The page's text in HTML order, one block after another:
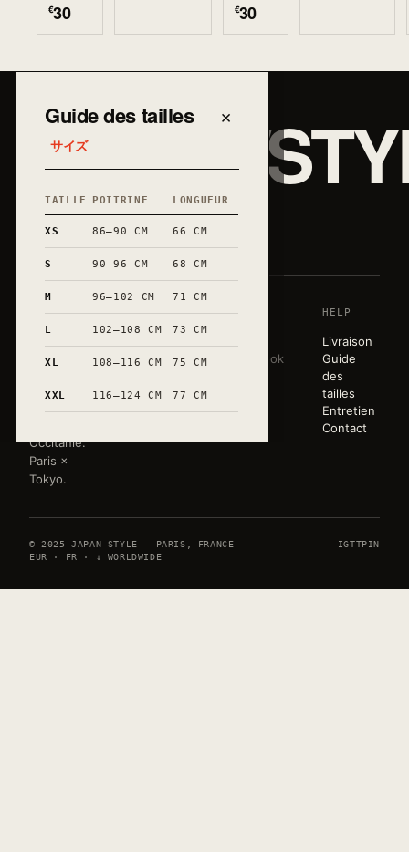
€30 €30
Guide des tailles
サイズ
×
TAILLE POITRINE LONGUEUR
XS 86–90 CM 66 CM
S 90–96 CM 68 CM
M 96–102 CM 71 CM
L 102–108 CM 73 CM
XL 108–116 CM 75 CM
XXL 116–124 CM 77 CM
JAPAN/
和
Une garde-
robe sobre,
éditée en
très petites
Occitanie.
Paris ×
Tokyo.
SHOP
Sweats
Tote bags
Mugs
Toute la
HOUSE
Lookbook
Atelier
HELP
Livraison
Guide
des
tailles
Entretien
Contact
© 2025 JAPAN STYLE — PARIS, FRANCE IGTTPIN
EUR · FR · ↓ WORLDWIDE